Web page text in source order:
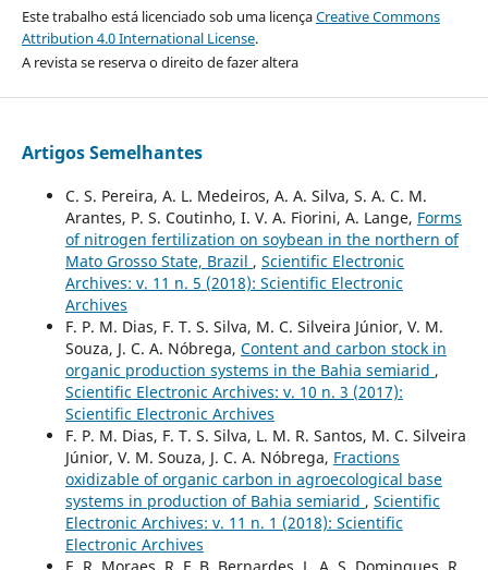
Este trabalho está licenciado sob uma licençaCreative Commons
Attribution 4.0 International License.
A revista se reserva o direito de fazer altera
Artigos Semelhantes
C. S. Pereira, A. L. Medeiros, A. A. Silva, S. A. C. M.
Arantes, P. S. Coutinho, I. V. A. Fiorini, A. Lange, Forms
of nitrogen fertilization on soybean in the northern of
Mato Grosso State, Brazil , Scientific Electronic
Archives: v. 11 n. 5 (2018): Scientific Electronic
Archives
F. P. M. Dias, F. T. S. Silva, M. C. Silveira Júnior, V. M.
Souza, J. C. A. Nóbrega, Content and carbon stock in
organic production systems in the Bahia semiarid ,
Scientific Electronic Archives: v. 10 n. 3 (2017):
Scientific Electronic Archives
F. P. M. Dias, F. T. S. Silva, L. M. R. Santos, M. C. Silveira
Júnior, V. M. Souza, J. C. A. Nóbrega, Fractions
oxidizable of organic carbon in agroecological base
systems in production of Bahia semiarid , Scientific
Electronic Archives: v. 11 n. 1 (2018): Scientific
Electronic Archives